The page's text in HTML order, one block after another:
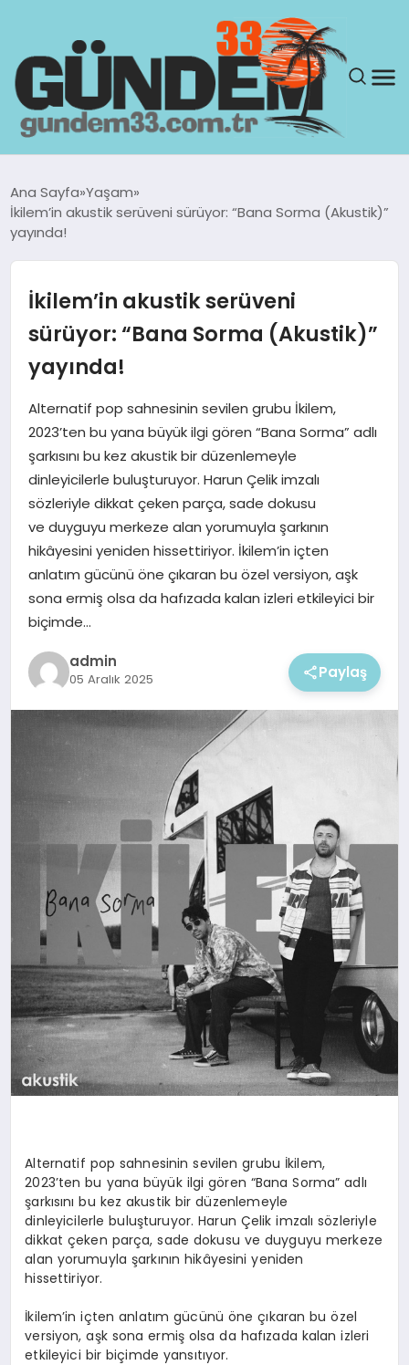
GÜNDEM
TEKNOLOJI
EKONOMI
MAGAZIN
Ana Sayfa Yaşam
İkilem’in akustik serüveni sürüyor: “Bana Sorma (Akustik)”
yayında!
İkilem’in akustik serüveni
sürüyor: “Bana Sorma (Akustik)”
yayında!
Alternatif pop sahnesinin sevilen grubu İkilem,
2023’ten bu yana büyük ilgi gören “Bana Sorma” adlı
şarkısını bu kez akustik bir düzenlemeyle
dinleyicilerle buluşturuyor. Harun Çelik imzalı
sözleriyle dikkat çeken parça, sade dokusu
ve duyguyu merkeze alan yorumuyla şarkının
hikâyesini yeniden hissettiriyor. İkilem’in içten
anlatım gücünü öne çıkaran bu özel versiyon, aşk
sona ermiş olsa da hafızada kalan izleri etkileyici bir
biçimde…
admin
05 Aralık 2025 Paylaş
Alternatif pop sahnesinin sevilen grubu İkilem,
2023’ten bu yana büyük ilgi gören “Bana Sorma” adlı
şarkısını bu kez akustik bir düzenlemeyle
dinleyicilerle buluşturuyor. Harun Çelik imzalı sözleriyle
dikkat çeken parça, sade dokusu ve duyguyu merkeze
alan yorumuyla şarkının hikâyesini yeniden
hissettiriyor.
İkilem’in içten anlatım gücünü öne çıkaran bu özel
versiyon, aşk sona ermiş olsa da hafızada kalan izleri
etkileyici bir biçimde yansıtıyor.